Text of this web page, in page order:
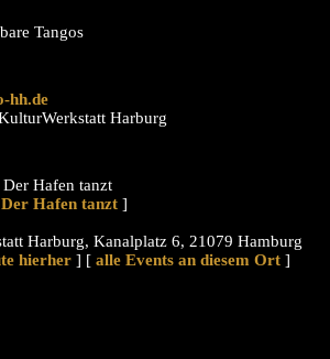
Tangos
hh.de
Harburg
Der Hafen tanzt
]
Harburg, Kanalplatz 6, 21079 Hamburg
hierher ] [ alle Events an diesem Ort ]